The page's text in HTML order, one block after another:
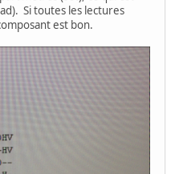
Si toutes les lectures
est bon.